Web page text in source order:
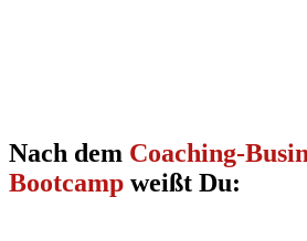
Nach dem Coaching-
Bootcamp weißt Du: